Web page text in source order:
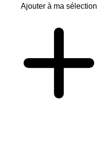
Ajouter à ma sélection